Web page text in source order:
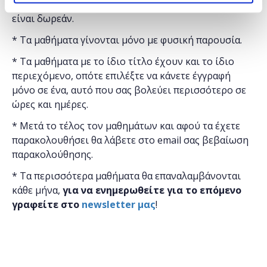
"MicrosoftΕλλάς"και ησυμμετοχή για το κοινό
είναι δωρεάν.
* Τα μαθήματα γίνονται μόνο με φυσική παρουσία.
* Τα μαθήματα με το ίδιο τίτλο έχουν και το ίδιο
περιεχόμενο, οπότε επιλέξτε να κάνετε έγγραφή
μόνο σε ένα, αυτό που σας βολεύει περισσότερο σε
ώρες και ημέρες.
* Μετά το τέλος τον μαθημάτων και αφού τα έχετε
παρακολουθήσει θα λάβετε στο email σας βεβαίωση
παρακολούθησης.
* Τα περισσότερα μαθήματα θα επαναλαμβάνονται
κάθε μήνα, για να ενημερωθείτε για το επόμενο
γραφείτε στο newsletter μας!